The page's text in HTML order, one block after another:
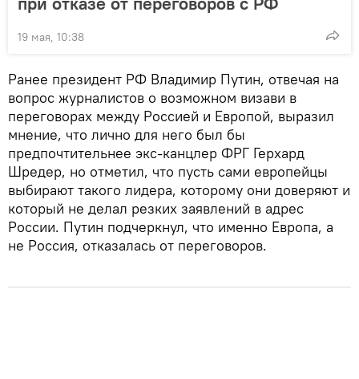
19 мая, 10:38
Ранее президент РФ Владимир Путин, отвечая на
вопрос журналистов о возможном визави в
переговорах между Россией и Европой, выразил
мнение, что лично для него был бы
предпочтительнее экс-канцлер ФРГ Герхард
Шредер, но отметил, что пусть сами европейцы
выбирают такого лидера, которому они доверяют и
который не делал резких заявлений в адрес
России. Путин подчеркнул, что именно Европа, а
не Россия, отказалась от переговоров.